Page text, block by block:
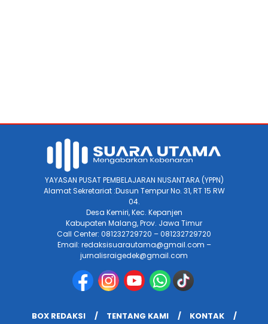
YAYASAN PUSAT PEMBELAJARAN NUSANTARA (YPPN)
Alamat Sekretariat :Dusun Tempur No. 31, RT 15 RW
04.
Desa Kemiri, Kec. Kepanjen
Kabupaten Malang, Prov. Jawa Timur
Call Center: 081232729720 – 081232729720
Email: redaksisuarautama@gmail.com –
jurnalisraigedek@gmail.com
BOX REDAKSI TENTANG KAMI KONTAK